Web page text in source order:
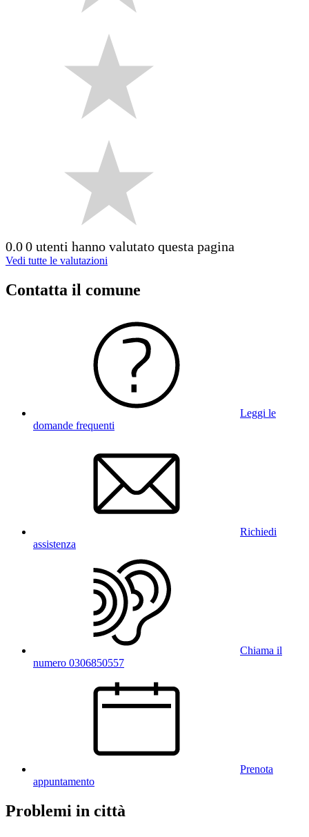
0.00 utenti hanno valutato questa pagina
Vedi tutte le valutazioni
Contatta il comune
Leggi le
domande frequenti
Richiedi
assistenza
Chiama il
numero 0306850557
Prenota
appuntamento
Problemi in città